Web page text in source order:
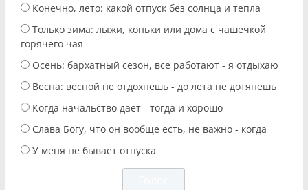
Конечно, лето: какой отпуск без солнца и тепла
Только зима: лыжи, коньки или дома с чашечкой
горячего чая
Осень: бархатный сезон, все работают - я отдыхаю
Весна: весной не отдохнешь - до лета не дотянешь
Когда начальство дает - тогда и хорошо
Слава Богу, что он вообще есть, не важно - когда
У меня не бывает отпуска